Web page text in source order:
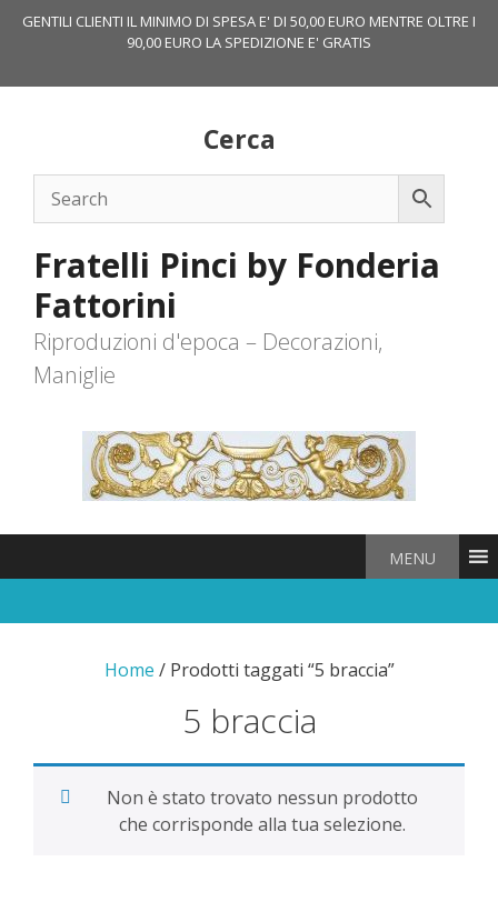
GENTILI CLIENTI IL MINIMO DI SPESA E' DI 50,00 EURO MENTRE OLTRE I
90,00 EURO LA SPEDIZIONE E' GRATIS
Cerca
Fratelli Pinci by Fonderia
Fattorini
Riproduzioni d'epoca – Decorazioni,
Maniglie
MENU
Home / Prodotti taggati “5 braccia”
5 braccia
Non è stato trovato nessun prodotto
che corrisponde alla tua selezione.